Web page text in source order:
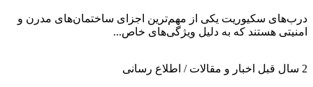
درب‌های سکیوریت یکی از مهم‌ترین اجزای ساختمان‌های مدرن و
امنیتی هستند که به دلیل ویژگی‌های خاص...
2 سال قبل اخبار و مقالات / اطلاع رسانی